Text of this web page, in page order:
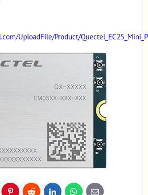
UploadFile/Product/